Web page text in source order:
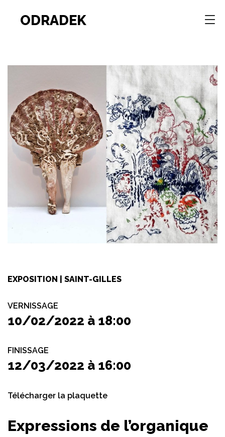
ODRADEK
EXPOSITION | SAINT-GILLES
VERNISSAGE
10/02/2022 à 18:00
FINISSAGE
12/03/2022 à 16:00
Télécharger la plaquette
Expressions de l’organique